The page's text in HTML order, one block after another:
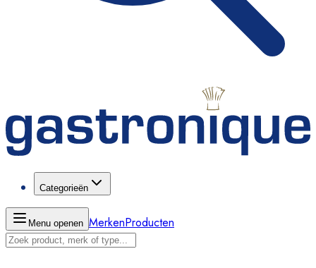
Categorieën
Menu openen MerkenProducten